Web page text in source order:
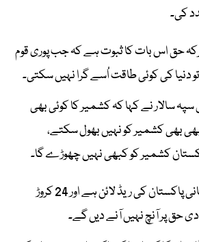
کی۔
حق اس بات کا ثبوت ہے کہ جب پوری قوم
دنیا کی کوئی طاقت اُسے گرا نہیں سکتی۔
سالار نے کہا کہ کشمیر کا کوئی بھی
بھی کشمیر کو نہیں بھول سکتے،
کشمیر کو کبھی نہیں چھوڑے گا۔
فیلڈ مارشل نے کہا کہ پانی پاکستان کی ریڈ لائن ہے اور 24 کروڑ
حق پر آنچ نہیں آنے دیں گے۔